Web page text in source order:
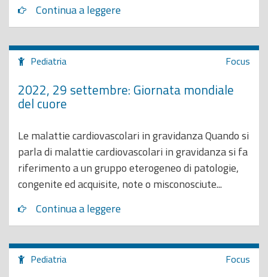
Continua a leggere
Pediatria Focus
2022, 29 settembre: Giornata mondiale
del cuore
Le malattie cardiovascolari in gravidanza Quando si
parla di malattie cardiovascolari in gravidanza si fa
riferimento a un gruppo eterogeneo di patologie,
congenite ed acquisite, note o misconosciute...
Continua a leggere
Pediatria Focus